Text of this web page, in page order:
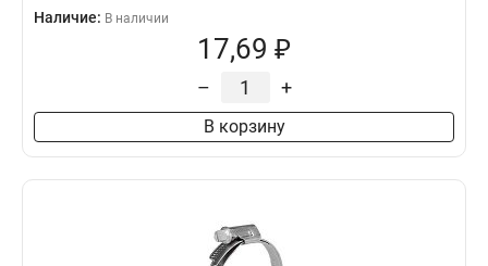
Наличие: В наличии
17,69 ₽
– +
В корзину